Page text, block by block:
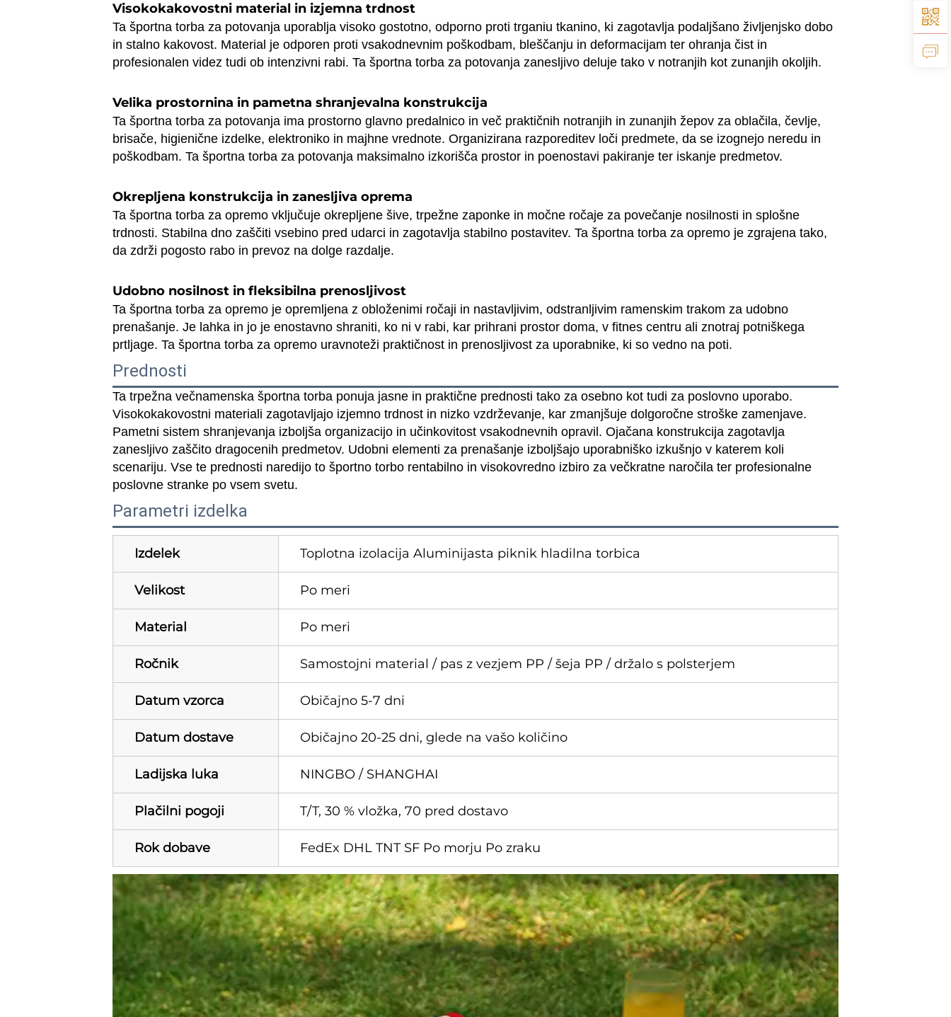
Visokokakovostni material in izjemna trdnost
Ta športna torba za potovanja uporablja visoko gostotno, odporno proti trganiu tkanino, ki zagotavlja podaljšano življenjsko dobo
in stalno kakovost. Material je odporen proti vsakodnevnim poškodbam, bleščanju in deformacijam ter ohranja čist in
profesionalen videz tudi ob intenzivni rabi. Ta športna torba za potovanja zanesljivo deluje tako v notranjih kot zunanjih okoljih.
Velika prostornina in pametna shranjevalna konstrukcija
Ta športna torba za potovanja ima prostorno glavno predalnico in več praktičnih notranjih in zunanjih žepov za oblačila, čevlje,
brisače, higienične izdelke, elektroniko in majhne vrednote. Organizirana razporeditev loči predmete, da se izognejo neredu in
poškodbam. Ta športna torba za potovanja maksimalno izkorišča prostor in poenostavi pakiranje ter iskanje predmetov.
Okrepljena konstrukcija in zanesljiva oprema
Ta športna torba za opremo vključuje okrepljene šive, trpežne zaponke in močne ročaje za povečanje nosilnosti in splošne
trdnosti. Stabilna dno zaščiti vsebino pred udarci in zagotavlja stabilno postavitev. Ta športna torba za opremo je zgrajena tako,
da zdrži pogosto rabo in prevoz na dolge razdalje.
Udobno nosilnost in fleksibilna prenosljivost
Ta športna torba za opremo je opremljena z obloženimi ročaji in nastavljivim, odstranljivim ramenskim trakom za udobno
prenašanje. Je lahka in jo je enostavno shraniti, ko ni v rabi, kar prihrani prostor doma, v fitnes centru ali znotraj potniškega
prtljage. Ta športna torba za opremo uravnoteži praktičnost in prenosljivost za uporabnike, ki so vedno na poti.
Prednosti
Ta trpežna večnamenska športna torba ponuja jasne in praktične prednosti tako za osebno kot tudi za poslovno uporabo.
Visokokakovostni materiali zagotavljajo izjemno trdnost in nizko vzdrževanje, kar zmanjšuje dolgoročne stroške zamenjave.
Pametni sistem shranjevanja izboljša organizacijo in učinkovitost vsakodnevnih opravil. Ojačana konstrukcija zagotavlja
zanesljivo zaščito dragocenih predmetov. Udobni elementi za prenašanje izboljšajo uporabniško izkušnjo v katerem koli
scenariju. Vse te prednosti naredijo to športno torbo rentabilno in visokovredno izbiro za večkratne naročila ter profesionalne
poslovne stranke po vsem svetu.
Parametri izdelka
Izdelek Toplotna izolacija Aluminijasta piknik hladilna torbica
Velikost Po meri
Material Po meri
Ročnik Samostojni material / pas z vezjem PP / šeja PP / držalo s polsterjem
Datum vzorca Običajno 5-7 dni
Datum dostave Običajno 20-25 dni, glede na vašo količino
Ladijska luka NINGBO / SHANGHAI
Plačilni pogoji T/T, 30 % vložka, 70 pred dostavo
Rok dobave FedEx DHL TNT SF Po morju Po zraku